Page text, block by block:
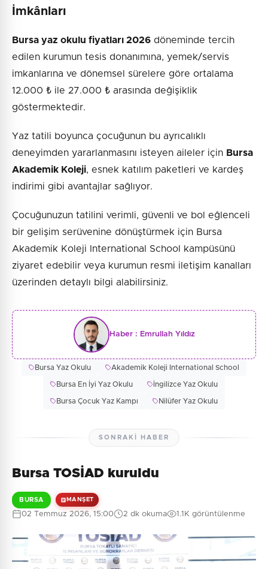
İmkânları
Bursa yaz okulu fiyatları 2026 döneminde tercih
edilen kurumun tesis donanımına, yemek/servis
imkanlarına ve dönemsel sürelere göre ortalama
12.000 ₺ ile 27.000 ₺ arasında değişiklik
göstermektedir.
Yaz tatili boyunca çocuğunun bu ayrıcalıklı
deneyimden yararlanmasını isteyen aileler için Bursa
Akademik Koleji, esnek katılım paketleri ve kardeş
indirimi gibi avantajlar sağlıyor.
Çocuğunuzun tatilini verimli, güvenli ve bol eğlenceli
bir gelişim serüvenine dönüştürmek için Bursa
Akademik Koleji International School kampüsünü
ziyaret edebilir veya kurumun resmi iletişim kanalları
üzerinden detaylı bilgi alabilirsiniz.
Haber : Emrullah Yıldız
Bursa Yaz Okulu Akademik Koleji International School
Bursa En İyi Yaz Okulu İngilizce Yaz Okulu
Bursa Çocuk Yaz Kampı Nilüfer Yaz Okulu
SONRAKI HABER
Bursa TOSİAD kuruldu
BURSA MANŞET
02 Temmuz 2026, 15:00 2 dk okuma 1.1K görüntülenme